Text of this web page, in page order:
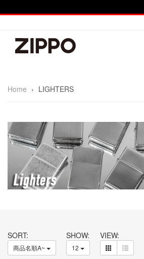
Home › LIGHTERS
SORT:
商品名順A~
SHOW:
12
VIEW: